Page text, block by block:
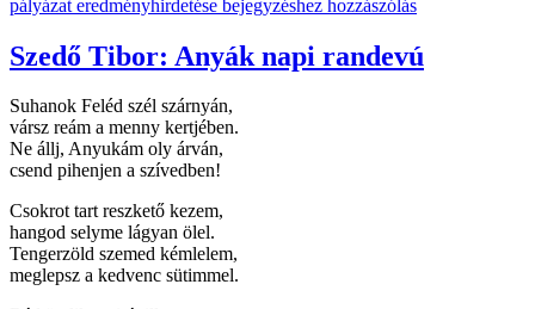
pályázat eredményhirdetése bejegyzéshez hozzászólás
Szedő Tibor: Anyák napi randevú
Suhanok Feléd szél szárnyán,
vársz reám a menny kertjében.
Ne állj, Anyukám oly árván,
csend pihenjen a szívedben!
Csokrot tart reszkető kezem,
hangod selyme lágyan ölel.
Tengerzöld szemed kémlelem,
meglepsz a kedvenc sütimmel.